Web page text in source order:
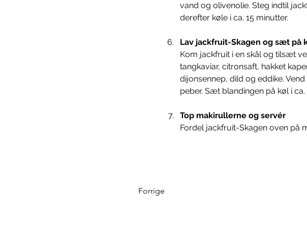
vand og olivenolie. Steg indtil
derefter køle i ca. 15 minutter.
Lav jackfruit-Skagen og sæt på
Kom jackfruit i en skål og tilsæt
tangkaviar, citronsaft, hakket
dijonsennep, dild og eddike.
peber. Sæt blandingen på køl i ca.
Top makirullerne og servér
Fordel jackfruit-Skagen oven på
Forrige